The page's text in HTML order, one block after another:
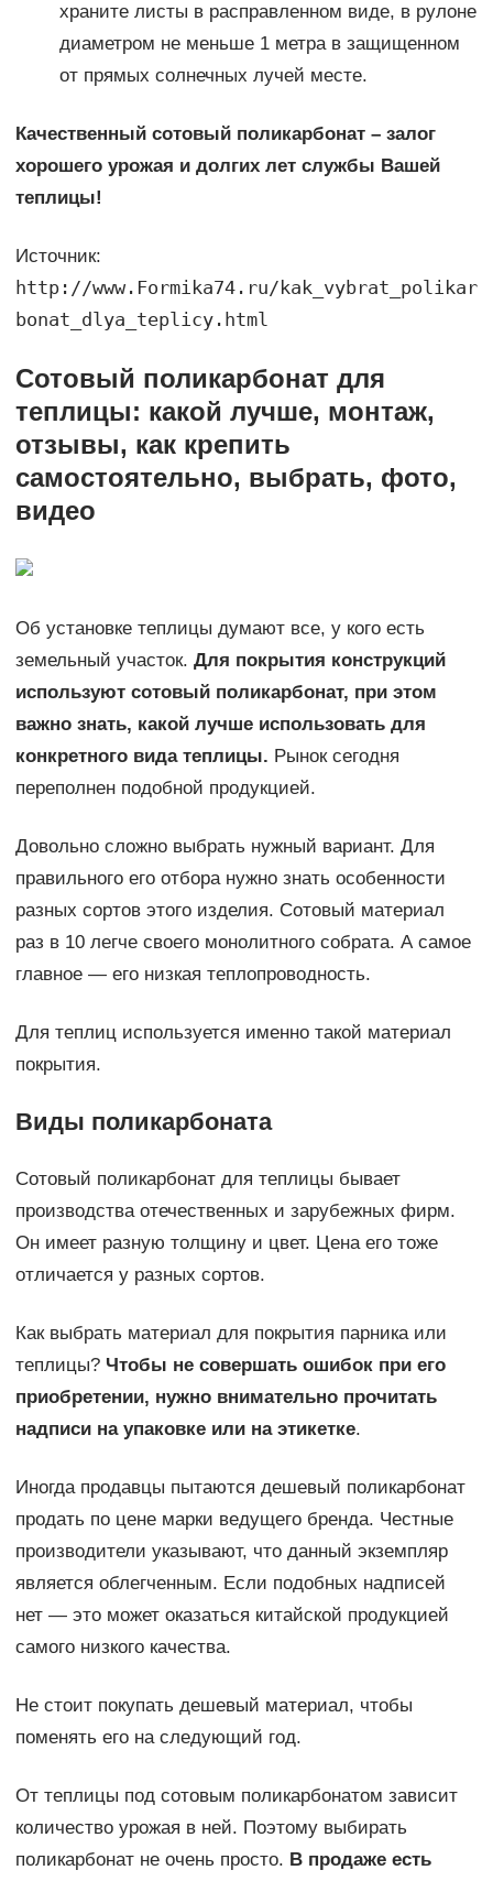
храните листы в расправленном виде, в рулоне
диаметром не меньше 1 метра в защищенном
от прямых солнечных лучей месте.
Качественный сотовый поликарбонат – залог
хорошего урожая и долгих лет службы Вашей
теплицы!
Источник:
http://www.Formika74.ru/kak_vybrat_polikar
bonat_dlya_teplicy.html
Сотовый поликарбонат для
теплицы: какой лучше, монтаж,
отзывы, как крепить
самостоятельно, выбрать, фото,
видео
Об установке теплицы думают все, у кого есть
земельный участок. Для покрытия конструкций
используют сотовый поликарбонат, при этом
важно знать, какой лучше использовать для
конкретного вида теплицы. Рынок сегодня
переполнен подобной продукцией.
Довольно сложно выбрать нужный вариант. Для
правильного его отбора нужно знать особенности
разных сортов этого изделия. Сотовый материал
раз в 10 легче своего монолитного собрата. А самое
главное — его низкая теплопроводность.
Для теплиц используется именно такой материал
покрытия.
Виды поликарбоната
Сотовый поликарбонат для теплицы бывает
производства отечественных и зарубежных фирм.
Он имеет разную толщину и цвет. Цена его тоже
отличается у разных сортов.
Как выбрать материал для покрытия парника или
теплицы? Чтобы не совершать ошибок при его
приобретении, нужно внимательно прочитать
надписи на упаковке или на этикетке.
Иногда продавцы пытаются дешевый поликарбонат
продать по цене марки ведущего бренда. Честные
производители указывают, что данный экземпляр
является облегченным. Если подобных надписей
нет — это может оказаться китайской продукцией
самого низкого качества.
Не стоит покупать дешевый материал, чтобы
поменять его на следующий год.
От теплицы под сотовым поликарбонатом зависит
количество урожая в ней. Поэтому выбирать
поликарбонат не очень просто. В продаже есть